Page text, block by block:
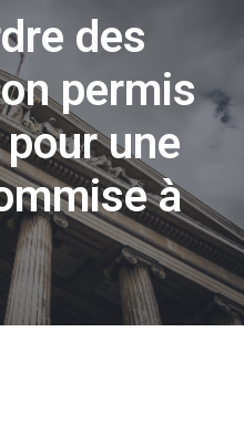
des
permis
une
à